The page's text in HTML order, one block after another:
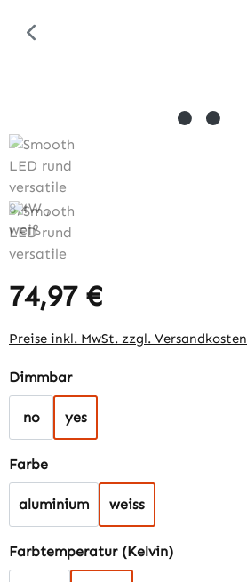
Regulärer Preis:
74,97 €
Preise inkl. MwSt. zzgl. Versandkosten
Dimmbarauswählen
no yes
Farbeauswählen
aluminium weiss
Farbtemperatur (Kelvin)auswählen